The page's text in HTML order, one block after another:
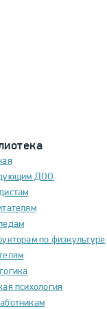
ДОО
по физкультуре
психология